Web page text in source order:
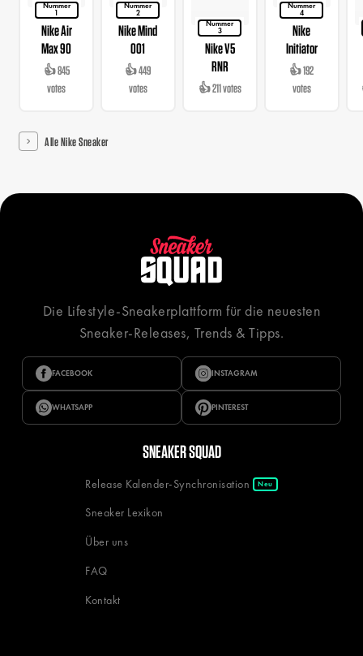
Nummer
1
Nike Air
Max 90
👍 845
votes
Nummer
2
Nike Mind
001
👍 449
votes
Nummer
3
Nike V5
RNR
👍 211 votes
Nummer
4
Nike
Initiator
👍 192
votes
Alle Nike Sneaker
Die Lifestyle-Sneakerplattform für die neuesten
Sneaker-Releases, Trends & Tipps.
FACEBOOK INSTAGRAM
WHATSAPP PINTEREST
SNEAKER SQUAD
Release Kalender-Synchronisation Neu
Sneaker Lexikon
Über uns
FAQ
Kontakt